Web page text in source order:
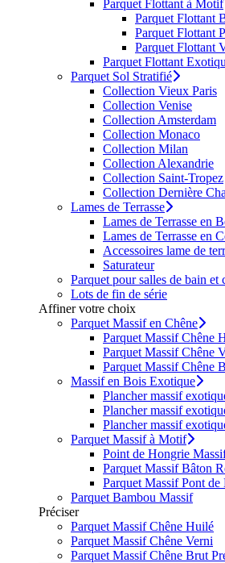
Parquet Flottant à Motif
Parquet Flottant
Parquet Flottant
Parquet Flottant
Parquet Flottant
Parquet Sol Stratifié
Collection Vieux Paris
Collection Venise
Collection Amsterdam
Collection Monaco
Collection Milan
Collection Alexandrie
Collection Saint-Tropez
Collection Dernière
Lames de Terrasse
Lames de Terrasse en
Lames de Terrasse en
Accessoires lame de
Saturateur
Parquet pour salles de bain et
Lots de fin de série
Affiner votre choix
Parquet Massif en Chêne
Parquet Massif Chêne
Parquet Massif Chêne
Parquet Massif Chêne
Massif en Bois Exotique
Plancher massif
Plancher massif
Plancher massif
Parquet Massif à Motif
Point de Hongrie
Parquet Massif Bâton
Parquet Massif Pont de
Parquet Bambou Massif
Préciser
Parquet Massif Chêne Huilé
Parquet Massif Chêne Verni
Parquet Massif Chêne Brut